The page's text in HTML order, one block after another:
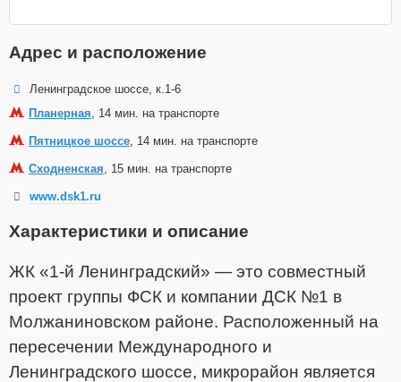
Адрес и расположение
Ленинградское шоссе, к.1-6
Планерная , 14 мин. на транспорте
Пятницкое шоссе , 14 мин. на транспорте
Сходненская , 15 мин. на транспорте
www.dsk1.ru
Характеристики и описание
ЖК «1-й Ленинградский» — это совместный
проект группы ФСК и компании ДСК №1 в
Молжаниновском районе. Расположенный на
пересечении Международного и
Ленинградского шоссе, микрорайон является